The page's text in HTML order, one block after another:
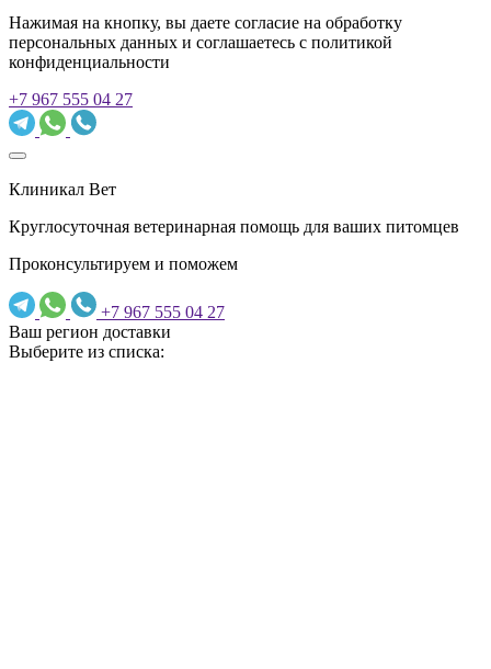
Нажимая на кнопку, вы даете согласие на обработку
персональных данных и соглашаетесь c политикой
конфиденциальности
+7 967 555 04 27
Клиникал Вет
Круглосуточная ветеринарная помощь для ваших питомцев
Проконсультируем и поможем
+7 967 555 04 27
Ваш регион доставки
Выберите из списка: